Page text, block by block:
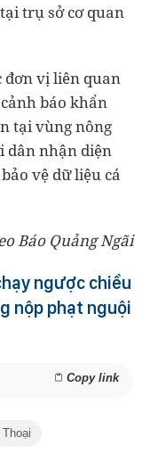
trụ sở cơ quan
đơn vị liên quan
báo khẩn
tại vùng nông
dân nhận diện
vệ dữ liệu cá
Báo Quảng Ngãi
ngược chiều
nộp phạt nguội
Copy link